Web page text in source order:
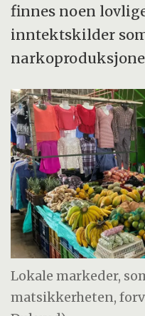
finnes noen
inntektskilder
Lokale markeder,
matsikkerheten,